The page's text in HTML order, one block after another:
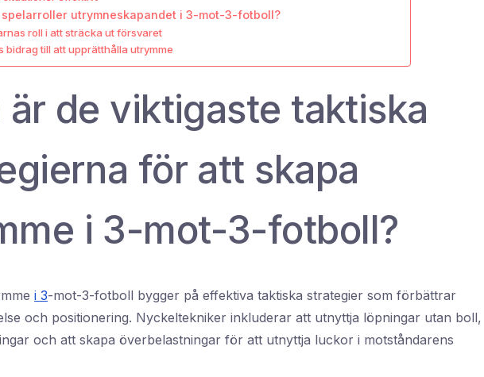
utrymneskapandet i 3-mot-3-fotboll?
roll i att sträcka ut försvaret
bidrag till att upprätthålla utrymme
är de viktigaste taktiska
för att skapa
i 3-mot-3-fotboll?
i 3-mot-3-fotboll bygger på effektiva taktiska strategier som förbättrar
och positionering. Nyckeltekniker inkluderar att utnyttja löpningar utan boll,
och att skapa överbelastningar för att utnyttja luckor i motståndarens